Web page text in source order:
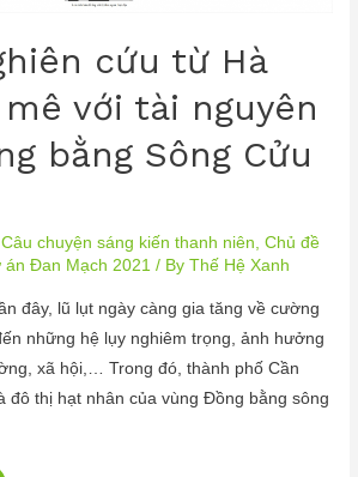
cứu từ Hà
với tài nguyên
bằng Sông Cửu
Câu chuyện sáng kiến thanh niên,Chủ đề
án Đan Mạch 2021 / ByThế Hệ Xanh
đây, lũ lụt ngày càng gia tăng về cường
những hệ lụy nghiêm trọng, ảnh hưởng
xã hội,… Trong đó, thành phố Cần
đô thị hạt nhân của vùng Đồng bằng sông